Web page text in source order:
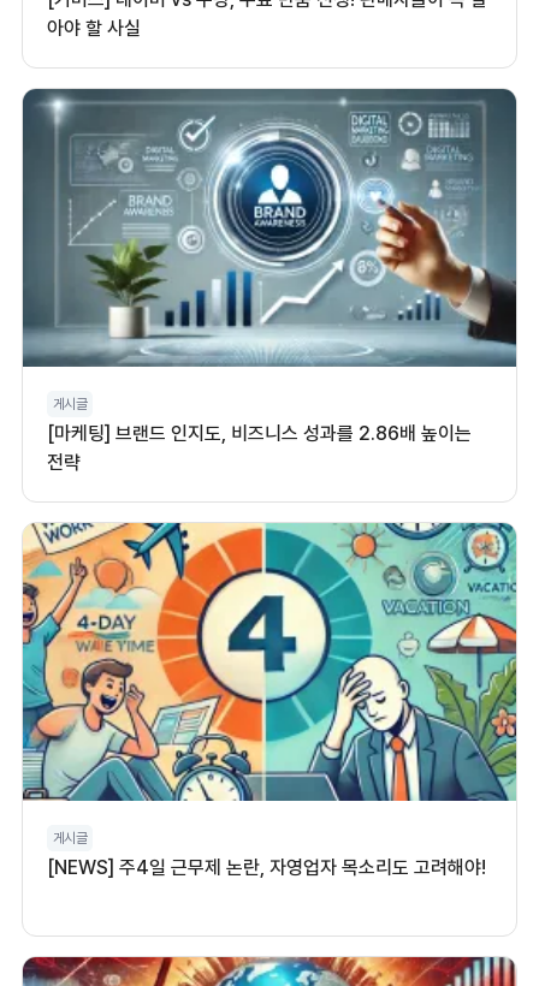
아야 할 사실
게시글
[마케팅] 브랜드 인지도, 비즈니스 성과를 2.86배 높이는
전략
게시글
[NEWS] 주4일 근무제 논란, 자영업자 목소리도 고려해야!